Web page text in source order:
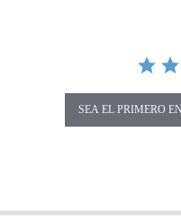
SEA EL PRIMERO